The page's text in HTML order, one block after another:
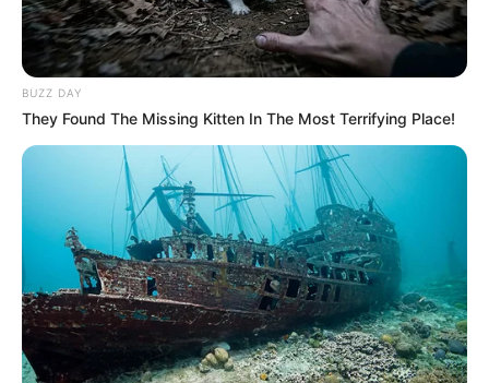
semanasdeberán acogerse a las nuevas condiciones
establecidas.
Aunque los requisitos deedad y tiempo laboradose
específicos para las mujeres. De hecho, desde el10 de
enero de 2025
, ya está en vigor una de las principales
directrices: lareducción progresiva de semanas
para las colombianas.
Le puede interesar:Colsubsidio le dará para el ‘diario’:
regalará más de 2 millones a afiliados
BUZZ DAY
They Found The Missing Kitten In The Most Terrifying Place!